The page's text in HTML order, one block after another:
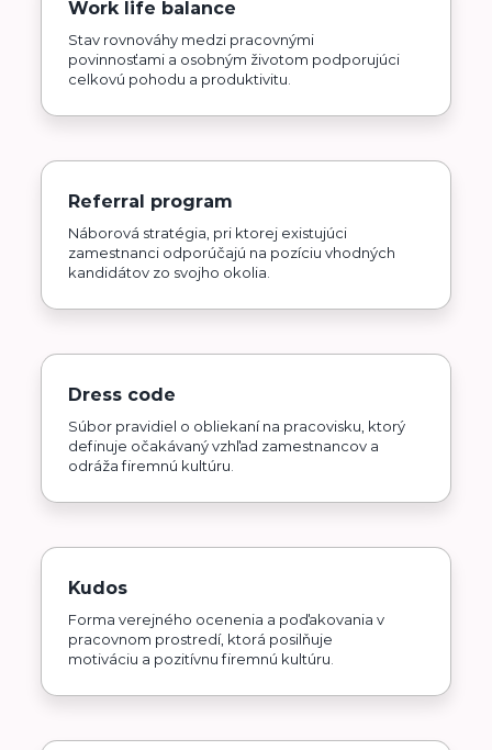
Work life balance
Stav rovnováhy medzi pracovnými
povinnosťami a osobným životom podporujúci
celkovú pohodu a produktivitu.
Referral program
Náborová stratégia, pri ktorej existujúci
zamestnanci odporúčajú na pozíciu vhodných
kandidátov zo svojho okolia.
Dress code
Súbor pravidiel o obliekaní na pracovisku, ktorý
definuje očakávaný vzhľad zamestnancov a
odráža firemnú kultúru.
Kudos
Forma verejného ocenenia a poďakovania v
pracovnom prostredí, ktorá posilňuje
motiváciu a pozitívnu firemnú kultúru.